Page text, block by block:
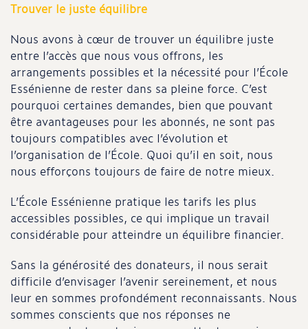
Trouver le juste équilibre
Nous avons à cœur de trouver un équilibre juste
entre l’accès que nous vous offrons, les
arrangements possibles et la nécessité pour l’École
Essénienne de rester dans sa pleine force. C’est
pourquoi certaines demandes, bien que pouvant
être avantageuses pour les abonnés, ne sont pas
toujours compatibles avec l’évolution et
l’organisation de l’École. Quoi qu’il en soit, nous
nous efforçons toujours de faire de notre mieux.
L’École Essénienne pratique les tarifs les plus
accessibles possibles, ce qui implique un travail
considérable pour atteindre un équilibre financier.
Sans la générosité des donateurs, il nous serait
difficile d’envisager l’avenir sereinement, et nous
leur en sommes profondément reconnaissants. Nous
sommes conscients que nos réponses ne